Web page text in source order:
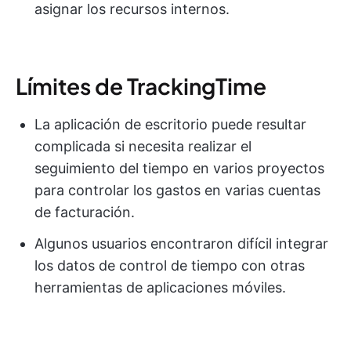
asignar los recursos internos.
Límites de TrackingTime
La aplicación de escritorio puede resultar
complicada si necesita realizar el
seguimiento del tiempo en varios proyectos
para controlar los gastos en varias cuentas
de facturación.
Algunos usuarios encontraron difícil integrar
los datos de control de tiempo con otras
herramientas de aplicaciones móviles.